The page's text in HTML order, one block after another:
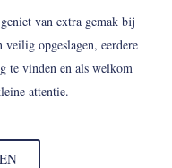
van extra gemak bij
opgeslagen, eerdere
te vinden en als welkom
attentie.